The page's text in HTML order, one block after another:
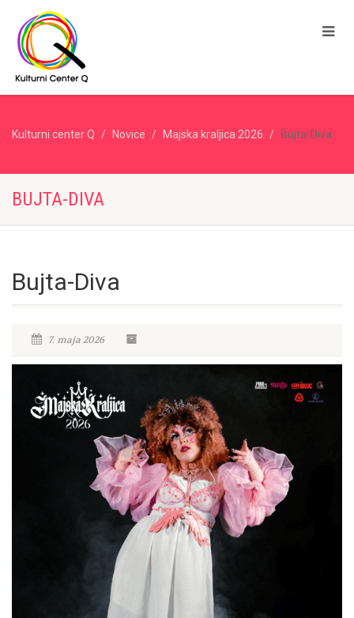
Kulturni center Q Novice Majska kraljica 2026 Bujta-Diva
BUJTA-DIVA
Bujta-Diva
7. maja 2026